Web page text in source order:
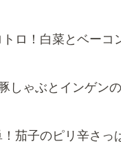
ロ！白菜とベーコ
しゃぶとインゲン
茄子のピリ辛さっ